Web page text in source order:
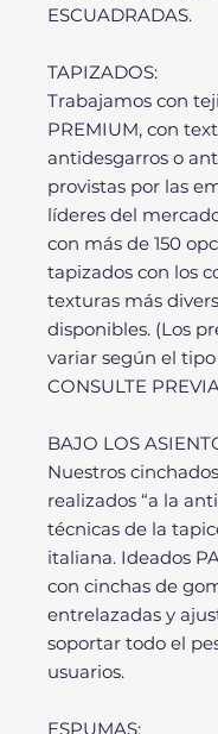
ESCUADRADAS.
TAPIZADOS:
Trabajamos con
PREMIUM, con
antidesgarros o
provistas por las
líderes del
con más de 150
tapizados con los
texturas más
disponibles. (Los
variar según el
CONSULTE
BAJO LOS
Nuestros
realizados “a la
técnicas de la
italiana. Ideados
con cinchas de
entrelazadas y
soportar todo el
usuarios.
ESPUMAS: